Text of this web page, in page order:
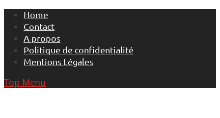
Skip
content
Home
Contact
A propos
Politique de confidentialité
Mentions Légales
Top Menu